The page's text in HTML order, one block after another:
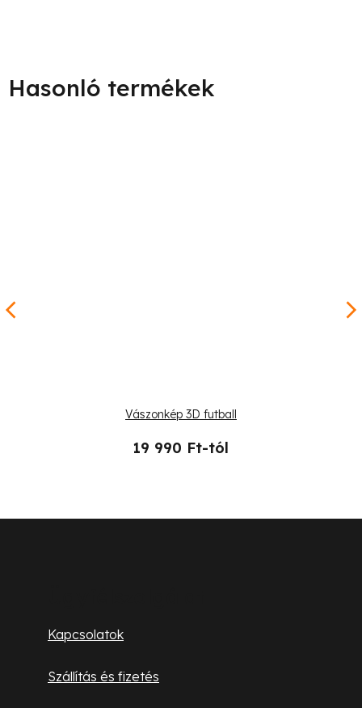
Vászonkép 3D futball
19 990 Ft-tól
Kapcsolatok
Szállítás és fizetés